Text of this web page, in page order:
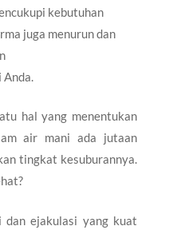
kebutuhan
juga menurun dan
hal yang menentukan
air mani ada jutaan
tingkat kesuburannya.
dan ejakulasi yang kuat